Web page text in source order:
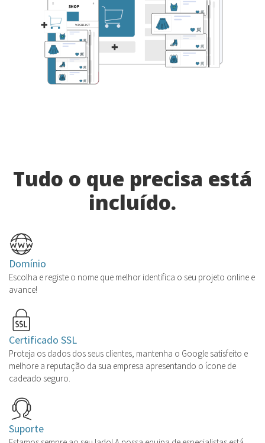
Tudo o que precisa está
incluído.
Domínio
Escolha e registe o nome que melhor identifica o seu projeto online e
avance!
Certificado SSL
Proteja os dados dos seus clientes, mantenha o Google satisfeito e
melhore a reputação da sua empresa apresentando o ícone de
cadeado seguro.
Suporte